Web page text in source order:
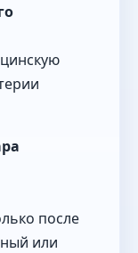
после
или